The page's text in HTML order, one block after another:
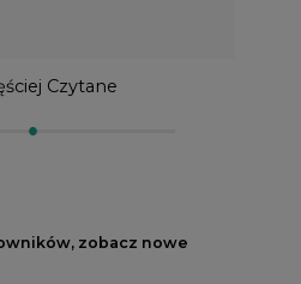
Czytane
zobacz nowe